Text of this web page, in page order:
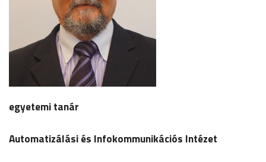
egyetemi tanár
Automatizálási és Infokommunikációs Intézet